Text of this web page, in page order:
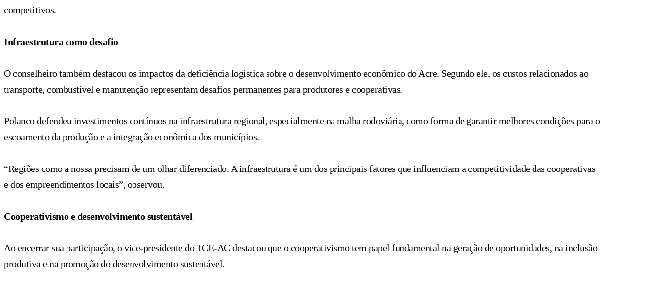
competitivos.
Infraestrutura como desafio
O conselheiro também destacou os impactos da deficiência logística sobre o desenvolvimento econômico do Acre. Segundo ele, os custos relacionados ao
transporte, combustível e manutenção representam desafios permanentes para produtores e cooperativas.
Polanco defendeu investimentos contínuos na infraestrutura regional, especialmente na malha rodoviária, como forma de garantir melhores condições para o
escoamento da produção e a integração econômica dos municípios.
“Regiões como a nossa precisam de um olhar diferenciado. A infraestrutura é um dos principais fatores que influenciam a competitividade das cooperativas
e dos empreendimentos locais”, observou.
Cooperativismo e desenvolvimento sustentável
Ao encerrar sua participação, o vice-presidente do TCE-AC destacou que o cooperativismo tem papel fundamental na geração de oportunidades, na inclusão
produtiva e na promoção do desenvolvimento sustentável.